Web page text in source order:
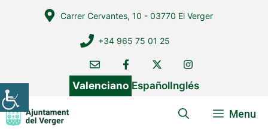
Carrer Cervantes, 10 - 03770 El Verger
+34 965 75 01 25
Valenciano EspañolInglés
Menu